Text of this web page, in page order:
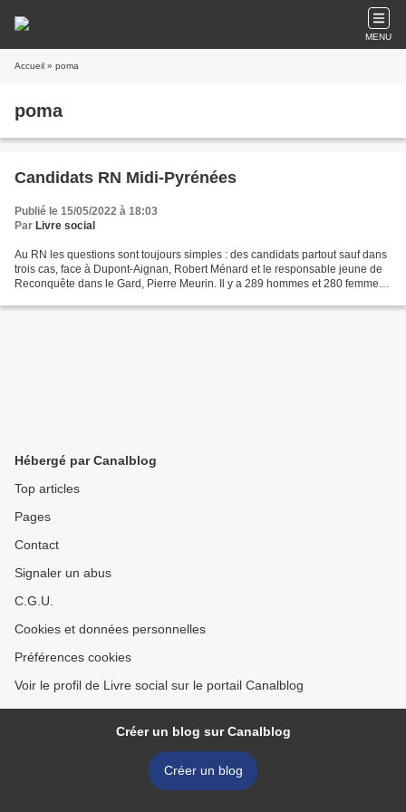
MENU
Accueil » poma
poma
Candidats RN Midi-Pyrénées
Publié le 15/05/2022 à 18:03
Par Livre social
Au RN les questions sont toujours simples : des candidats partout sauf dans
trois cas, face à Dupont-Aignan, Robert Ménard et le responsable jeune de
Reconquête dans le Gard, Pierre Meurin. Il y a 289 hommes et 280 femmes
Hébergé par Canalblog
Top articles
Pages
Contact
Signaler un abus
C.G.U.
Cookies et données personnelles
Préférences cookies
Voir le profil de Livre social sur le portail Canalblog
Créer un blog sur Canalblog
Créer un blog